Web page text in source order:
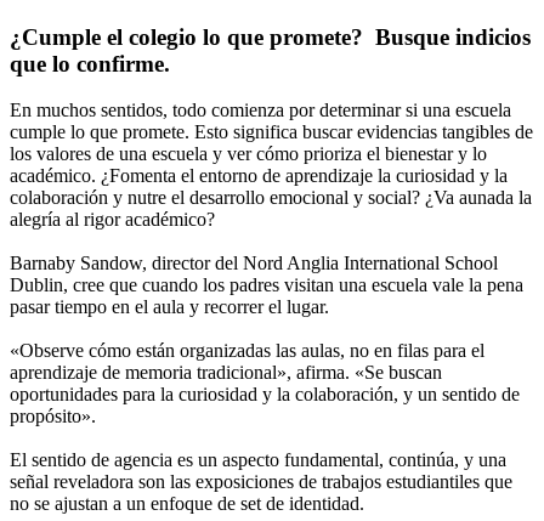
¿Cumple el colegio lo que promete? Busque indicios
que lo confirme.
En muchos sentidos, todo comienza por determinar si una escuela
cumple lo que promete. Esto significa buscar evidencias tangibles de
los valores de una escuela y ver cómo prioriza el bienestar y lo
académico. ¿Fomenta el entorno de aprendizaje la curiosidad y la
colaboración y nutre el desarrollo emocional y social? ¿Va aunada la
alegría al rigor académico?
Barnaby Sandow, director del Nord Anglia International School
Dublin, cree que cuando los padres visitan una escuela vale la pena
pasar tiempo en el aula y recorrer el lugar.
«Observe cómo están organizadas las aulas, no en filas para el
aprendizaje de memoria tradicional», afirma. «Se buscan
oportunidades para la curiosidad y la colaboración, y un sentido de
propósito».
El sentido de agencia es un aspecto fundamental, continúa, y una
señal reveladora son las exposiciones de trabajos estudiantiles que
no se ajustan a un enfoque de set de identidad.